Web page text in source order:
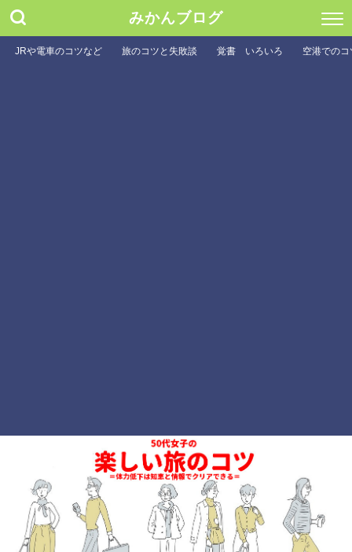
みかんブログ
JRや電車のコツなど 旅のコツと失敗談 覚書 いろいろ 空港での